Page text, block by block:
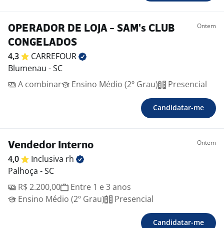
OPERADOR DE LOJA - SAM's CLUB
CONGELADOS
Ontem
4,3
CARREFOUR
Blumenau - SC
A combinar
Ensino Médio (2º Grau) Presencial
Candidatar-me
Vendedor Interno Ontem
4,0 Inclusiva rh
Palhoça - SC
R$ 2.200,00
Entre 1 e 3 anos
Ensino Médio (2º Grau)
Presencial
Candidatar-me